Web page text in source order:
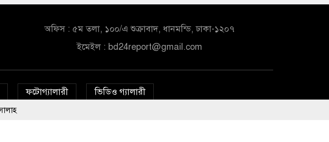
অফিস : ৫ম তলা, ১০০/এ শুক্রাবাদ, ধানমন্ডি, ঢাকা-১২০৭
ইমেইল : bd24report@gmail.com
ফটোগ্যালারী ভিডিও গ্যালারী